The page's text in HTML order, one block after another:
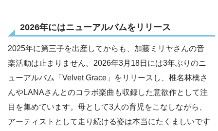
2026年にはニューアルバムをリリース
2025年に第三子を出産してからも、加藤ミリヤさんの音
楽活動は止まりません。2026年3月18日には3年ぶりのニ
ューアルバム「Velvet Grace」をリリースし、椎名林檎さ
んやLANAさんとのコラボ楽曲も収録した意欲作として注
目を集めています。母として3人の育児をこなしながら、
アーティストとして走り続ける姿は本当にたくましいです